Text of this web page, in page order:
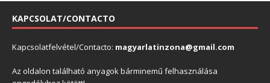
KAPCSOLAT/CONTACTO
Kapcsolatfelvétel/Contacto: magyarlatinzona@gmail.com
Az oldalon található anyagok bárminemű felhasználása